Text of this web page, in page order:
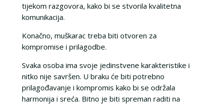
tijekom razgovora, kako bi se stvorila kvalitetna
komunikacija.
Konačno, muškarac treba biti otvoren za
kompromise i prilagodbe.
Svaka osoba ima svoje jedinstvene karakteristike i
nitko nije savršen. U braku će biti potrebno
prilagođavanje i kompromis kako bi se održala
harmonija i sreća. Bitno je biti spreman raditi na